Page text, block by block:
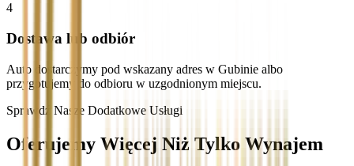
4
Dostawa lub odbiór
Auto dostarczymy pod wskazany adres w Gubinie albo
przygotujemy do odbioru w uzgodnionym miejscu.
Sprawdź Nasze Dodatkowe Usługi
Oferujemy Więcej Niż Tylko Wynajem